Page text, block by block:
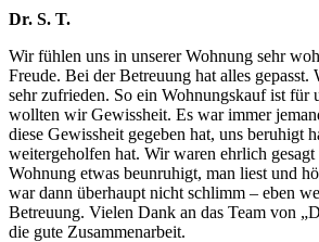
Dr. S. T.
Wir fühlen uns in unserer Wohnung sehr
Freude. Bei der Betreuung hat alles
sehr zufrieden. So ein Wohnungskauf ist für
wollten wir Gewissheit. Es war immer
diese Gewissheit gegeben hat, uns beruhigt
weitergeholfen hat. Wir waren ehrlich
Wohnung etwas beunruhigt, man liest und
war dann überhaupt nicht schlimm – eben
Betreuung. Vielen Dank an das Team von
die gute Zusammenarbeit.